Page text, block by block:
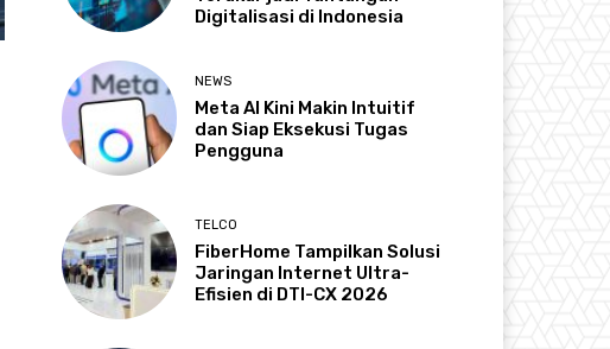
Digitalisasi di Indonesia
NEWS
Meta AI Kini Makin Intuitif
dan Siap Eksekusi Tugas
Pengguna
TELCO
FiberHome Tampilkan Solusi
Jaringan Internet Ultra-
Efisien di DTI-CX 2026